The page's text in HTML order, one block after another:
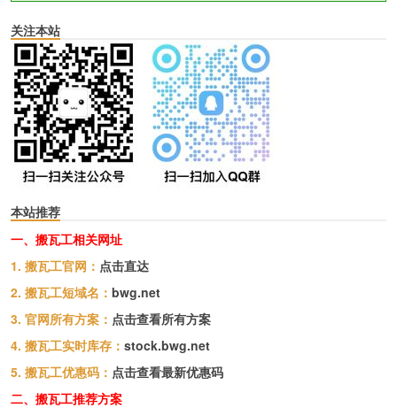
关注本站
本站推荐
一、搬瓦工相关网址
1. 搬瓦工官网： 点击直达
2. 搬瓦工短域名： bwg.net
3. 官网所有方案： 点击查看所有方案
4. 搬瓦工实时库存： stock.bwg.net
5. 搬瓦工优惠码： 点击查看最新优惠码
二、搬瓦工推荐方案